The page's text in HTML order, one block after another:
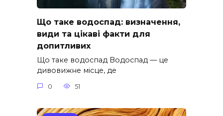
Що таке водоспад: визначення,
види та цікаві факти для
допитливих
Що таке водоспад Водоспад — це
дивовижне місце, де
0 51